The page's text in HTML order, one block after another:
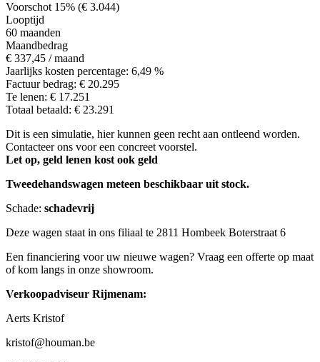
Voorschot 15% (€ 3.044)
Looptijd
60 maanden
Maandbedrag
€ 337,45 / maand
Jaarlijks kosten percentage: 6,49 %
Factuur bedrag: € 20.295
Te lenen: € 17.251
Totaal betaald: € 23.291
Dit is een simulatie, hier kunnen geen recht aan ontleend worden.
Contacteer ons voor een concreet voorstel.
Let op, geld lenen kost ook geld
Tweedehandswagen meteen beschikbaar uit stock.
Schade: schadevrij
Deze wagen staat in ons filiaal te 2811 Hombeek Boterstraat 6
Een financiering voor uw nieuwe wagen? Vraag een offerte op maat
of kom langs in onze showroom.
Verkoopadviseur Rijmenam:
Aerts Kristof
kristof@houman.be